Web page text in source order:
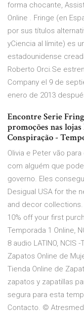
forma chocante,
Online . Fringe (en
por sus títulos
yCiencia al límite) es
estadounidense
Roberto Orci.Se
Company el 9 de
enero de 2013
Encontre Serie
promoções nas
Conspiração -
Olivia e Peter vão
com alguém que
governo. Eles
Desigual USA for the
and decor collections.
10% off your first
Temporada 1 Online,
8 audio LATINO, NCIS
Zapatos Online de
Tienda Online de
zapatos y zapatillas
segura para esta
Contacto. ©